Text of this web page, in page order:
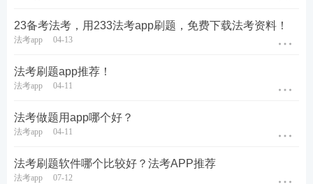
7、每日一讲（付费课程免费听）
【233网校】法律职业资格考试app每天会开放一讲付
费课程免费给学员学习体验，只要您每天坚持打开app
听课，就能完整的免费学习我们的课程，心动了吗？
热点推荐：
2021年法考报考信息查询
23备考法考，用233法考app刷题，免费下载法考资料！
法考app 04-13
法考刷题app推荐！
法考app 04-11
法考做题用app哪个好？
法考app 04-11
法考刷题软件哪个比较好？法考APP推荐
法考app 07-12